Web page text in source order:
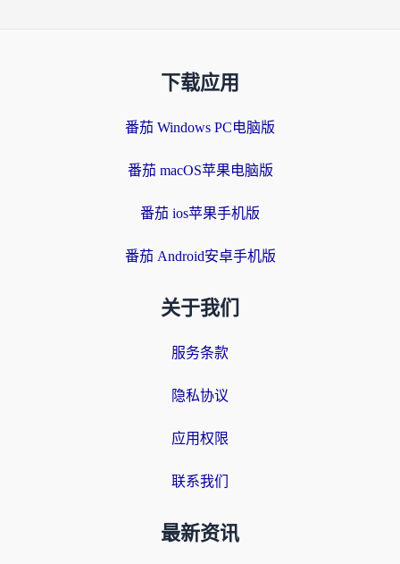
下载应用
番茄 Windows PC电脑版
番茄 macOS苹果电脑版
番茄 ios苹果手机版
番茄 Android安卓手机版
关于我们
服务条款
隐私协议
应用权限
联系我们
最新资讯